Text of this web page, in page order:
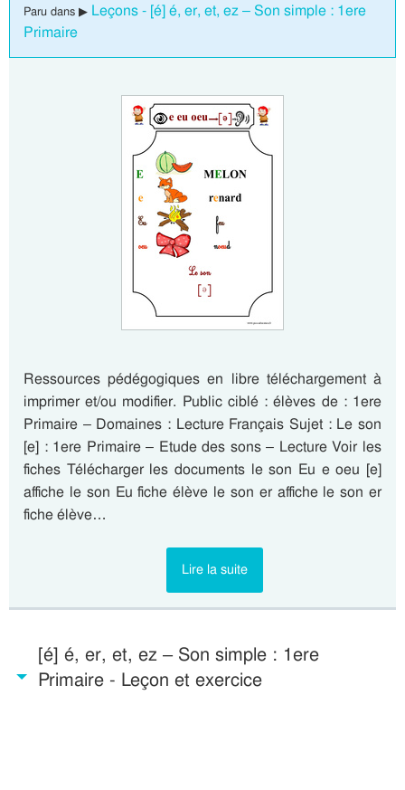
Paru dans ▶ Leçons - [é] é, er, et, ez – Son simple : 1ere
Primaire
Ressources pédégogiques en libre téléchargement à
imprimer et/ou modifier. Public ciblé : élèves de : 1ere
Primaire – Domaines : Lecture Français Sujet : Le son
[e] : 1ere Primaire – Etude des sons – Lecture Voir les
fiches Télécharger les documents le son Eu e oeu [e]
affiche le son Eu fiche élève le son er affiche le son er
fiche élève…
Lire la suite
[é] é, er, et, ez – Son simple : 1ere
Primaire - Leçon et exercice